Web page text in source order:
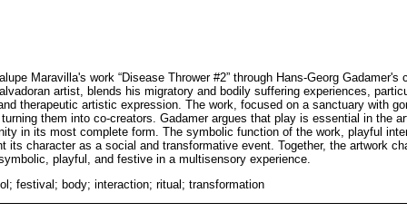
Maravilla's work “Disease Thrower #2” through Hans-Georg
artist, blends his migratory and bodily suffering experiences,
therapeutic artistic expression. The work, focused on a sanctuary with
them into co-creators. Gadamer argues that play is essential in the
in its most complete form. The symbolic function of the work, playful
its character as a social and transformative event. Together, the artwork
playful, and festive in a multisensory experience.
festival; body; interaction; ritual; transformation